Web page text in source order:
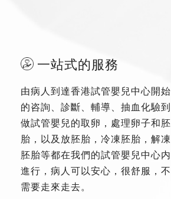
一站式的服務
由病人到達香港試管嬰兒中心開始
的咨詢、診斷、輔導、抽血化驗到
做試管嬰兒的取卵，處理卵子和胚
胎，以及放胚胎，冷凍胚胎，解凍
胚胎等都在我們的試管嬰兒中心内
進行，病人可以安心，很舒服，不
需要走來走去。